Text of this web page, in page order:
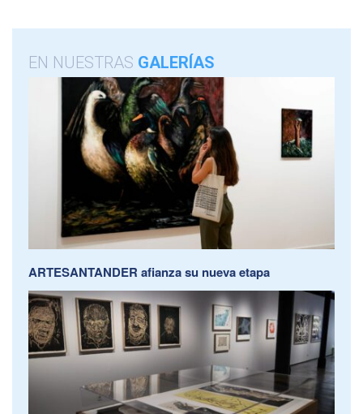
EN NUESTRAS GALERÍAS
ARTESANTANDER afianza su nueva etapa